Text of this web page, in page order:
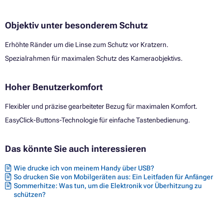
Objektiv unter besonderem Schutz
Erhöhte Ränder um die Linse zum Schutz vor Kratzern.
Spezialrahmen für maximalen Schutz des Kameraobjektivs.
Hoher Benutzerkomfort
Flexibler und präzise gearbeiteter Bezug für maximalen Komfort.
EasyClick-Buttons-Technologie für einfache Tastenbedienung.
Das könnte Sie auch interessieren
Wie drucke ich von meinem Handy über USB?
So drucken Sie von Mobilgeräten aus: Ein Leitfaden für Anfänger
Sommerhitze: Was tun, um die Elektronik vor Überhitzung zu
schützen?